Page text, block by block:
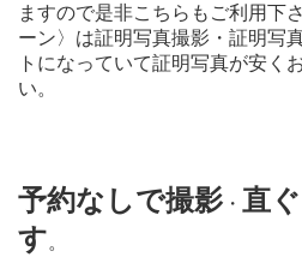
ますので是非こちらもご利用下
ーン〉は証明写真撮影・証明写
トになっていて証明写真が安く
い。
予約なしで撮影 ・ 直
す。